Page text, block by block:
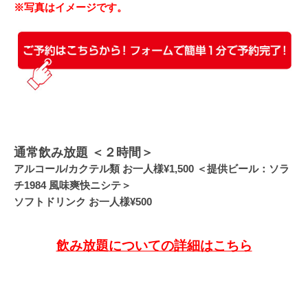
※写真はイメージです。
通常飲み放題 ＜２時間＞
アルコール/カクテル類 お一人様¥1,500 ＜提供ビール：ソラ
チ1984 風味爽快ニシテ＞
ソフトドリンク お一人様¥500
飲み放題についての詳細はこちら